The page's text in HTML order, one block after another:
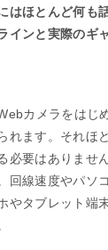
はほとんど何も
インと実際のギ
カメラをはじ
れます。それほ
必要はありませ
回線速度やパソ
やタブレット端